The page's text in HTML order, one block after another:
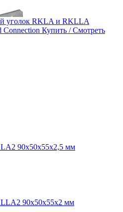
уголок RKLA и RKLLA
Connection Купить / Смотреть
90x50x55x2,5 мм
90x50x55x2 мм